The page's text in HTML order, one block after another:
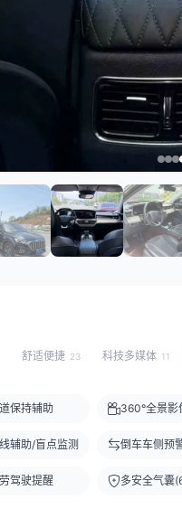
舒适便捷 23 科技多媒体 11
保持辅助
辅助/盲点监测
驾驶提醒
360°全景影
倒车车侧预
多安全气囊